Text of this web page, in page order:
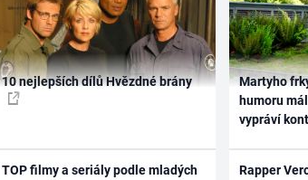
10 nejlepších dílů Hvězdné brány
TOP filmy a seriály podle mladých
Martyho
humoru
vypráví
Rapper